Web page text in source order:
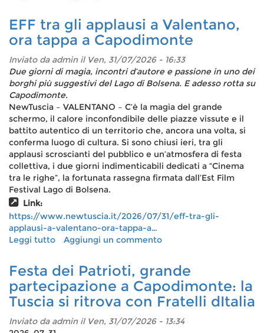
a
Capodimonte:
ristorante
Pepe
Nero
farà
da
cornice
alla
serata
commemorativa
...
EFF tra gli applausi a Valentano,
ora tappa a Capodimonte
Inviato da adminil Ven, 31/07/2026 - 16:33
Due giorni di magia, incontri d’autore e passione in uno dei
borghi più suggestivi del Lago di Bolsena. E adesso rotta su
Capodimonte.
NewTuscia – VALENTANO – C’è la magia del grande
schermo, il calore inconfondibile delle piazze vissute e il
battito autentico di un territorio che, ancora una volta, si
conferma luogo di cultura. Si sono chiusi ieri, tra gli
applausi scroscianti del pubblico e un’atmosfera di festa
collettiva, i due giorni indimenticabili dedicati a “Cinema
tra le righe”, la fortunata rassegna firmata dall’Est Film
Festival Lago di Bolsena.
Link:
https://www.newtuscia.it/2026/07/31/eff-tra-gli-
applausi-a-valentano-ora-tappa-a…
Leggi tutto su
tra
gli
applausi
a
Valentano,
ora
Aggiungi un commento
Festa dei Patrioti, grande
partecipazione a Capodimonte: la
Tuscia si ritrova con Fratelli dItalia
Inviato da adminil Ven, 31/07/2026 - 13:34